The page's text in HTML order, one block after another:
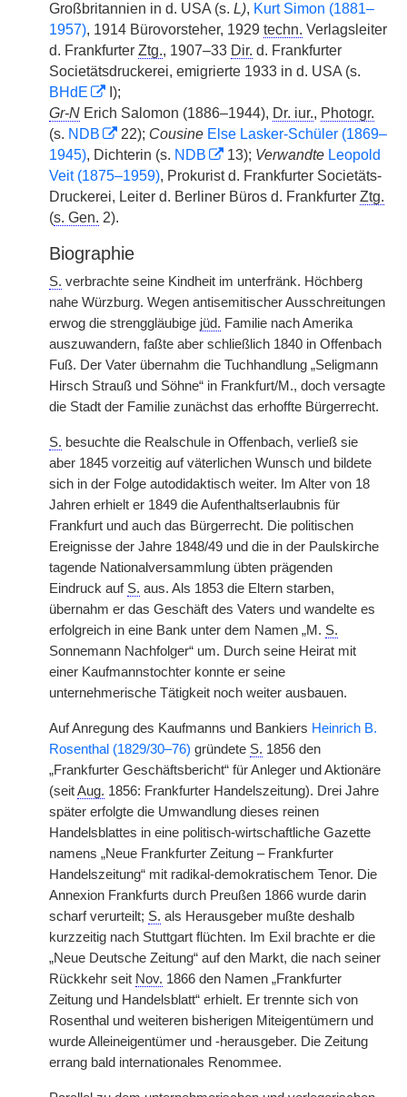
Großbritannien in d. USA (s. L), Kurt Simon (1881–
1957), 1914 Bürovorsteher, 1929 techn. Verlagsleiter
d. Frankfurter Ztg., 1907–33 Dir. d. Frankfurter
Societätsdruckerei, emigrierte 1933 in d. USA (s.
BHdE
I);
Gr-N Erich Salomon (1886–1944), Dr. iur., Photogr.
(s. NDB 22); Cousine Else Lasker-Schüler (1869–
1945), Dichterin (s. NDB 13); Verwandte Leopold
Veit (1875–1959), Prokurist d. Frankfurter Societäts-
Druckerei, Leiter d. Berliner Büros d. Frankfurter Ztg.
(s. Gen. 2).
Biographie
S. verbrachte seine Kindheit im unterfränk. Höchberg
nahe Würzburg. Wegen antisemitischer Ausschreitungen
erwog die strenggläubige jüd. Familie nach Amerika
auszuwandern, faßte aber schließlich 1840 in Offenbach
Fuß. Der Vater übernahm die Tuchhandlung „Seligmann
Hirsch Strauß und Söhne“ in Frankfurt/M., doch versagte
die Stadt der Familie zunächst das erhoffte Bürgerrecht.
S. besuchte die Realschule in Offenbach, verließ sie
aber 1845 vorzeitig auf väterlichen Wunsch und bildete
sich in der Folge autodidaktisch weiter. Im Alter von 18
Jahren erhielt er 1849 die Aufenthaltserlaubnis für
Frankfurt und auch das Bürgerrecht. Die politischen
Ereignisse der Jahre 1848/49 und die in der Paulskirche
tagende Nationalversammlung übten prägenden
Eindruck auf S. aus. Als 1853 die Eltern starben,
übernahm er das Geschäft des Vaters und wandelte es
erfolgreich in eine Bank unter dem Namen „M. S.
Sonnemann Nachfolger“ um. Durch seine Heirat mit
einer Kaufmannstochter konnte er seine
unternehmerische Tätigkeit noch weiter ausbauen.
Auf Anregung des Kaufmanns und Bankiers Heinrich B.
Rosenthal (1829/30–76) gründete S. 1856 den
„Frankfurter Geschäftsbericht“ für Anleger und Aktionäre
(seitAug. 1856: Frankfurter Handelszeitung). Drei Jahre
später erfolgte die Umwandlung dieses reinen
Handelsblattes in eine politisch-wirtschaftliche Gazette
namens „Neue Frankfurter Zeitung – Frankfurter
Handelszeitung“ mit radikal-demokratischem Tenor. Die
Annexion Frankfurts durch Preußen 1866 wurde darin
scharf verurteilt; S. als Herausgeber mußte deshalb
kurzzeitig nach Stuttgart flüchten. Im Exil brachte er die
„Neue Deutsche Zeitung“ auf den Markt, die nach seiner
Rückkehr seit Nov. 1866 den Namen „Frankfurter
Zeitung und Handelsblatt“ erhielt. Er trennte sich von
Rosenthal und weiteren bisherigen Miteigentümern und
wurde Alleineigentümer und -herausgeber. Die Zeitung
errang bald internationales Renommee.